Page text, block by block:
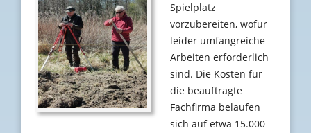
Spielplatz
vorzubereiten, wofür
leider umfangreiche
Arbeiten erforderlich
sind. Die Kosten für
die beauftragte
Fachfirma belaufen
sich auf etwa 15.000